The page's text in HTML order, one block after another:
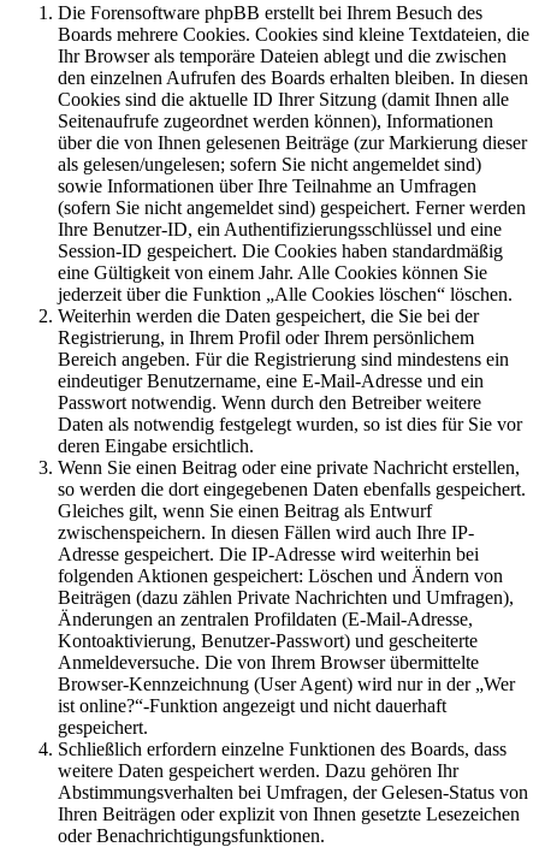
Die Forensoftware phpBB erstellt bei Ihrem Besuch des
Boards mehrere Cookies. Cookies sind kleine Textdateien, die
Ihr Browser als temporäre Dateien ablegt und die zwischen
den einzelnen Aufrufen des Boards erhalten bleiben. In diesen
Cookies sind die aktuelle ID Ihrer Sitzung (damit Ihnen alle
Seitenaufrufe zugeordnet werden können), Informationen
über die von Ihnen gelesenen Beiträge (zur Markierung dieser
als gelesen/ungelesen; sofern Sie nicht angemeldet sind)
sowie Informationen über Ihre Teilnahme an Umfragen
(sofern Sie nicht angemeldet sind) gespeichert. Ferner werden
Ihre Benutzer-ID, ein Authentifizierungsschlüssel und eine
Session-ID gespeichert. Die Cookies haben standardmäßig
eine Gültigkeit von einem Jahr. Alle Cookies können Sie
jederzeit über die Funktion „Alle Cookies löschen“ löschen.
Weiterhin werden die Daten gespeichert, die Sie bei der
Registrierung, in Ihrem Profil oder Ihrem persönlichem
Bereich angeben. Für die Registrierung sind mindestens ein
eindeutiger Benutzername, eine E-Mail-Adresse und ein
Passwort notwendig. Wenn durch den Betreiber weitere
Daten als notwendig festgelegt wurden, so ist dies für Sie vor
deren Eingabe ersichtlich.
Wenn Sie einen Beitrag oder eine private Nachricht erstellen,
so werden die dort eingegebenen Daten ebenfalls gespeichert.
Gleiches gilt, wenn Sie einen Beitrag als Entwurf
zwischenspeichern. In diesen Fällen wird auch Ihre IP-
Adresse gespeichert. Die IP-Adresse wird weiterhin bei
folgenden Aktionen gespeichert: Löschen und Ändern von
Beiträgen (dazu zählen Private Nachrichten und Umfragen),
Änderungen an zentralen Profildaten (E-Mail-Adresse,
Kontoaktivierung, Benutzer-Passwort) und gescheiterte
Anmeldeversuche. Die von Ihrem Browser übermittelte
Browser-Kennzeichnung (User Agent) wird nur in der „Wer
ist online?“-Funktion angezeigt und nicht dauerhaft
gespeichert.
Schließlich erfordern einzelne Funktionen des Boards, dass
weitere Daten gespeichert werden. Dazu gehören Ihr
Abstimmungsverhalten bei Umfragen, der Gelesen-Status von
Ihren Beiträgen oder explizit von Ihnen gesetzte Lesezeichen
oder Benachrichtigungsfunktionen.